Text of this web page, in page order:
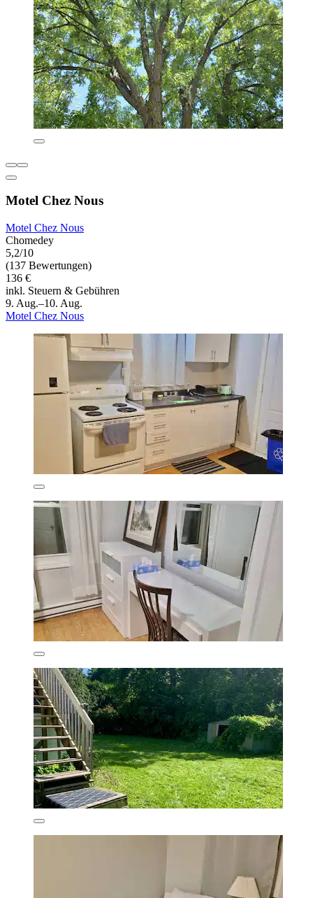
Motel Chez Nous
Motel Chez Nous
Chomedey
5,2/10
(137 Bewertungen)
136 €
inkl. Steuern & Gebühren
9. Aug.–10. Aug.
Motel Chez Nous